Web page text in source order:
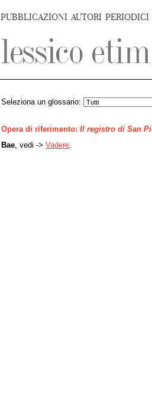
PUBBLICAZIONI AUTORI PERIODICI
Seleziona un glossario:
Opera di riferimento: Il registro di San
Bae , vedi -> Vadere